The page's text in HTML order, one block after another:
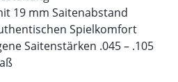
19 mm Saitenabstand
Spielkomfort
Saitenstärken .045 – .105